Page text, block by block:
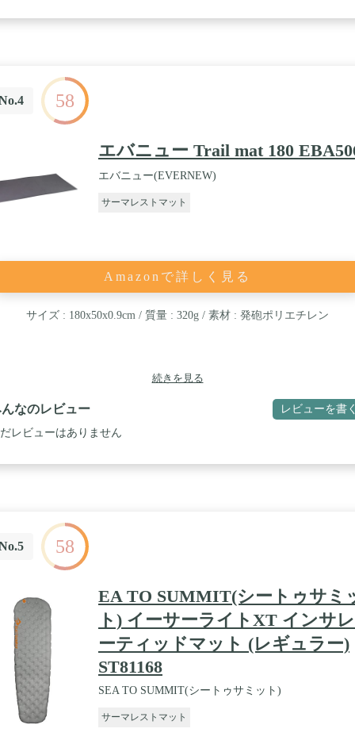
58
エバニュー Trail mat 180
エバニュー(EVERNEW)
サーマレストマット
Amazonで詳しく見る
サイズ : 180x50x0.9cm / 質量 : 320g / 素材 : 発砲ポリエチレン
続きを見る
なのレビュー レビューを書
レビューはありません
58
EA TO SUMMIT(シートゥサミ
ト) イーサーライトXT インサレ
ーティッドマット (レギュラー)
ST81168
SEA TO SUMMIT(シートゥサミット)
サーマレストマット